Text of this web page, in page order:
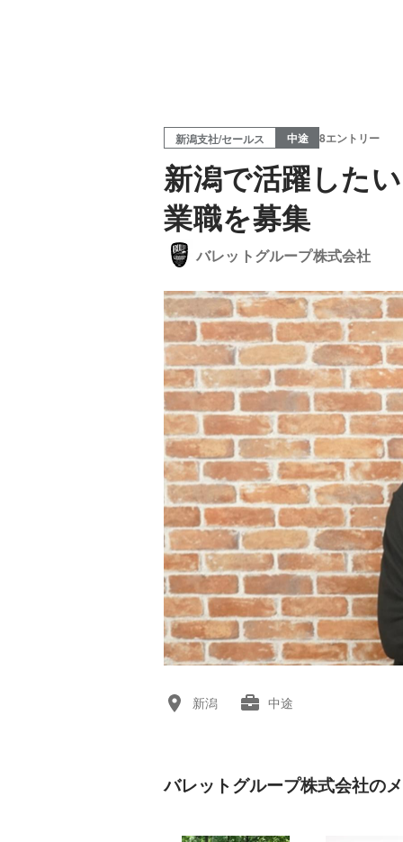
新潟支社/セールス 中途 8エントリー
新潟で活躍した
業職を募集
バレットグループ株式会社
新潟 中途
バレットグループ株式会社の